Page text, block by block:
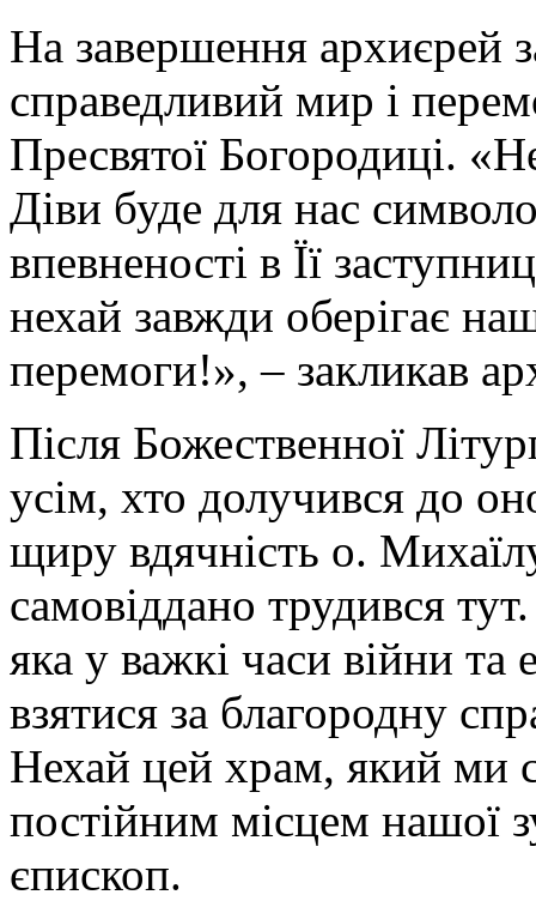
На завершення архиєрей
справедливий мир і
Пресвятої Богородиці.
Діви буде для нас
впевненості в Її
нехай завжди оберігає
перемоги!», – закликав
Після Божественної
усім, хто долучився до
щиру вдячність о.
самовіддано трудився
яка у важкі часи війни та
взятися за благородну
Нехай цей храм, який ми
постійним місцем нашої
єпископ.